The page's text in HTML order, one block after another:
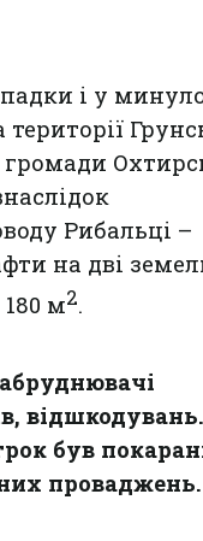
і у
громади
Рибальці –
на дві
180 м2.
відшкодувань.
був
проваджень.